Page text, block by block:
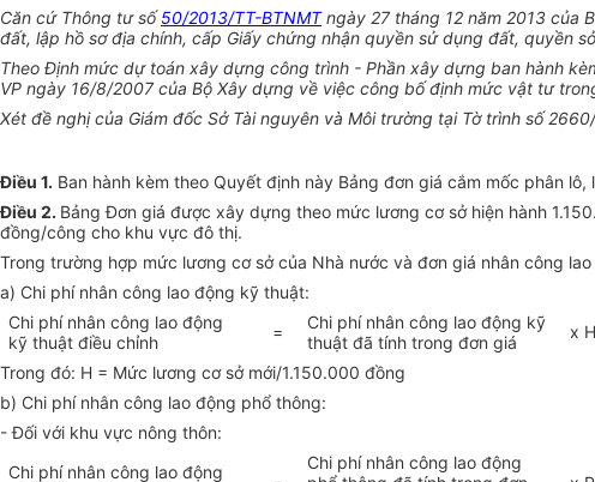
Căn cứ Thông tư số50/2013/TT-BTNMTngày 27 tháng 12 năm 2013 của
đất, lập hồ sơ địa chính, cấp Giấy chứng nhận quyền sử dụng đất, quyền
Theo Định mức dự toán xây dựng công trình - Phần xây dựng ban hành
VP ngày 16/8/2007 của Bộ Xây dựng về việc công bố định mức vật tư
Xét đề nghị của Giám đốc Sở Tài nguyên và Môi trường tại Tờ trình số
Điều 1. Ban hành kèm theo Quyết định này Bảng đơn giá cắm mốc phân
Điều 2. Bảng Đơn giá được xây dựng theo mức lương cơ sở hiện hành
đồng/công cho khu vực đô thị.
Trong trường hợp mức lương cơ sở của Nhà nước và đơn giá nhân công
a) Chi phí nhân công lao động kỹ thuật:
Chi phí nhân công lao động
kỹ thuật điều chỉnh
=
Chi phí nhân công lao động kỹ
thuật đã tính trong đơn giá
x H
Trong đó: H = Mức lương cơ sở mới/1.150.000 đồng
b) Chi phí nhân công lao động phổ thông:
- Đối với khu vực nông thôn:
Chi phí nhân công lao động
Chi phí nhân công lao động